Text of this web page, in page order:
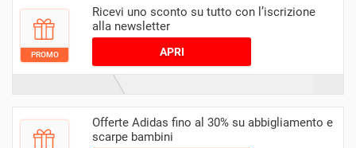
PROMO
Ricevi uno sconto su tutto con l’iscrizione
alla newsletter
APRI
Offerte Adidas fino al 30% su abbigliamento e
scarpe bambini